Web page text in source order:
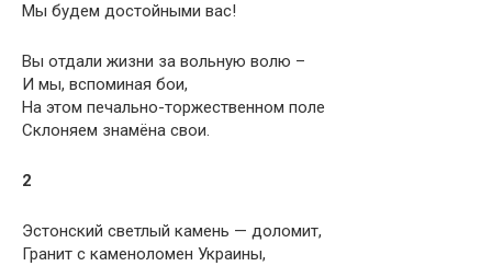
Мы будем достойными вас!
Вы отдали жизни за вольную волю –
И мы, вспоминая бои,
На этом печально-торжественном поле
Склоняем знамёна свои.
2
Эстонский светлый камень — доломит,
Гранит с каменоломен Украины,